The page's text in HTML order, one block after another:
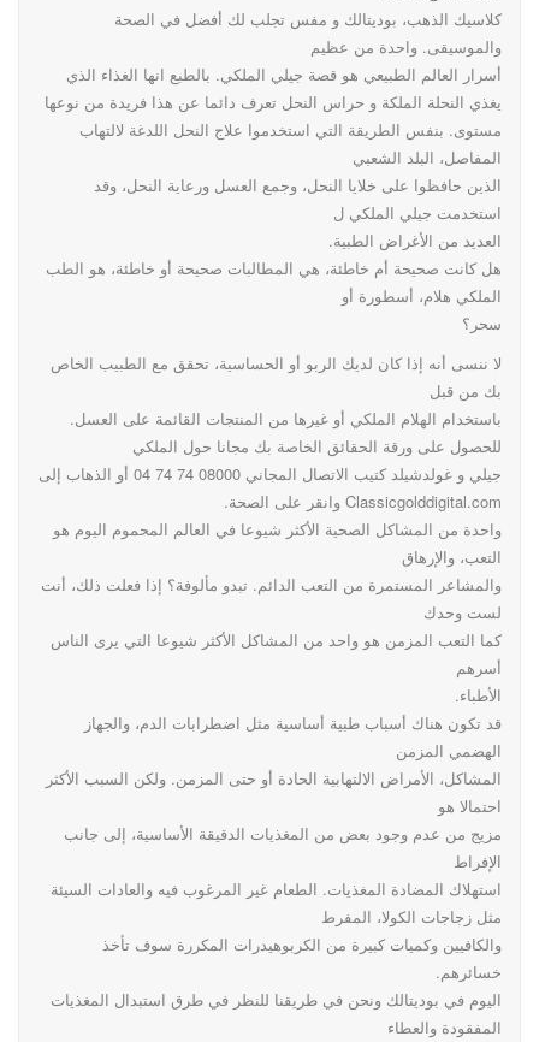
كلاسيك الذهب، بوديتالك و مفس تجلب لك أفضل في الصحة
والموسيقى. واحدة من عظيم
أسرار العالم الطبيعي هو قصة جيلي الملكي. بالطبع انها الغذاء الذي
يغذي النحلة الملكة و حراس النحل تعرف دائما عن هذا فريدة من نوعها
مستوى. بنفس الطريقة التي استخدموا علاج النحل اللدغة لالتهاب
المفاصل، البلد الشعبي
الذين حافظوا على خلايا النحل، وجمع العسل ورعاية النحل، وقد
استخدمت جيلي الملكي ل
العديد من الأغراض الطبية.
هل كانت صحيحة أم خاطئة، هي المطالبات صحيحة أو خاطئة، هو الطب
الملكي هلام، أسطورة أو
سحر؟
لا ننسى أنه إذا كان لديك الربو أو الحساسية، تحقق مع الطبيب الخاص
بك من قبل
باستخدام الهلام الملكي أو غيرها من المنتجات القائمة على العسل.
للحصول على ورقة الحقائق الخاصة بك مجانا حول الملكي
جيلي و غولدشيلد كتيب الاتصال المجاني 08000 74 74 04 أو الذهاب إلى
Classicgolddigital.com وانقر على الصحة.
واحدة من المشاكل الصحية الأكثر شيوعا في العالم المحموم اليوم هو
التعب، والإرهاق
والمشاعر المستمرة من التعب الدائم. تبدو مألوفة؟ إذا فعلت ذلك، أنت
لست وحدك
كما التعب المزمن هو واحد من المشاكل الأكثر شيوعا التي يرى الناس
أسرهم
الأطباء.
قد تكون هناك أسباب طبية أساسية مثل اضطرابات الدم، والجهاز
الهضمي المزمن
المشاكل، الأمراض الالتهابية الحادة أو حتى المزمن. ولكن السبب الأكثر
احتمالا هو
مزيج من عدم وجود بعض من المغذيات الدقيقة الأساسية، إلى جانب
الإفراط
استهلاك المضادة المغذيات. الطعام غير المرغوب فيه والعادات السيئة
مثل زجاجات الكولا، المفرط
والكافيين وكميات كبيرة من الكربوهيدرات المكررة سوف تأخذ
خسائرهم.
اليوم في بوديتالك ونحن في طريقنا للنظر في طرق استبدال المغذيات
المفقودة والعطاء